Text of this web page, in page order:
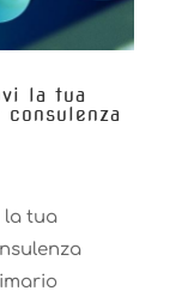
la tua
la tua